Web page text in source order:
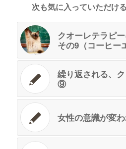
次も気に入っていただけ
クオーレテラピ
その9（コーヒー
繰り返される、
⑨
女性の意識が変